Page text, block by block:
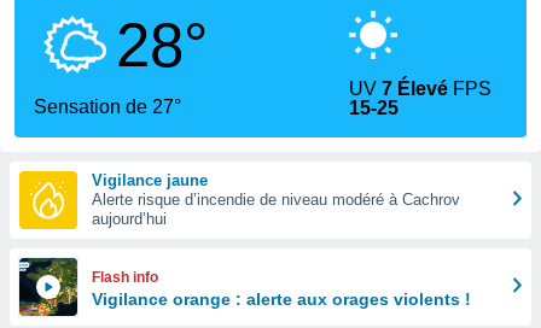
28°
Sensation de 27°
UV7 Élevé FPS
15-25
Vigilance jaune
Alerte risque d’incendie de niveau modéré à Cachrov
aujourd’hui
Flash info
Vigilance orange : alerte aux orages violents !